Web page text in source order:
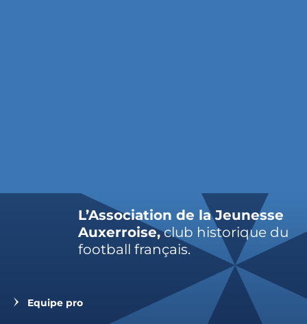
L’Association de la Jeunesse
Auxerroise,club historique du
football français.
Equipe pro